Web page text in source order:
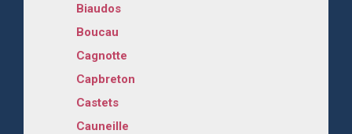
Biaudos
Boucau
Cagnotte
Capbreton
Castets
Cauneille